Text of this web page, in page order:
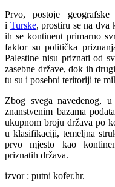
Prvo, postoje
i Turske, prostiru se na
ih se kontinent primarno
faktor su politička
Palestine nisu priznati od
zasebne države, dok ih
tu su i posebni teritoriji te
Zbog svega navedenog,
znanstvenim bazama
ukupnom broju država po
u klasifikaciji, temeljna
prvo mjesto kao
priznatih država.
izvor : putni kofer.hr.